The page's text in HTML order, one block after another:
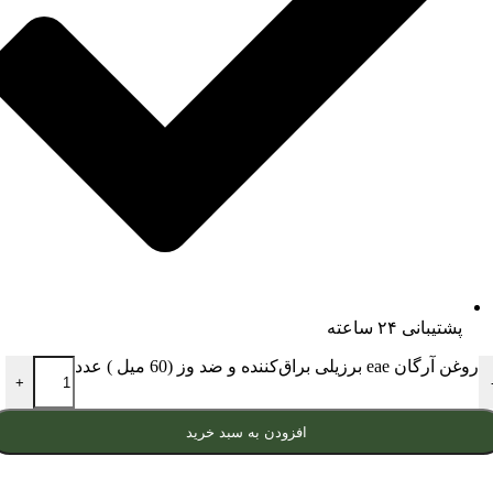
پشتیبانی ۲۴ ساعته
روغن آرگان eae برزیلی براق‌کننده و ضد وز (60 میل ) عدد
+
افزودن به سبد خرید